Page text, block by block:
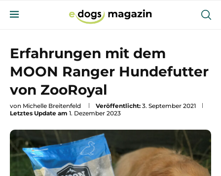
Erfahrungen mit dem
MOON Ranger Hundefutter
von ZooRoyal
von Michelle Breitenfeld Veröffentlicht: 3. September 2021
Letztes Update am 1. Dezember 2023